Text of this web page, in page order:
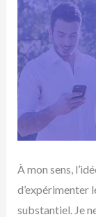
À mon sens,
d’expérimenter
substantiel. Je